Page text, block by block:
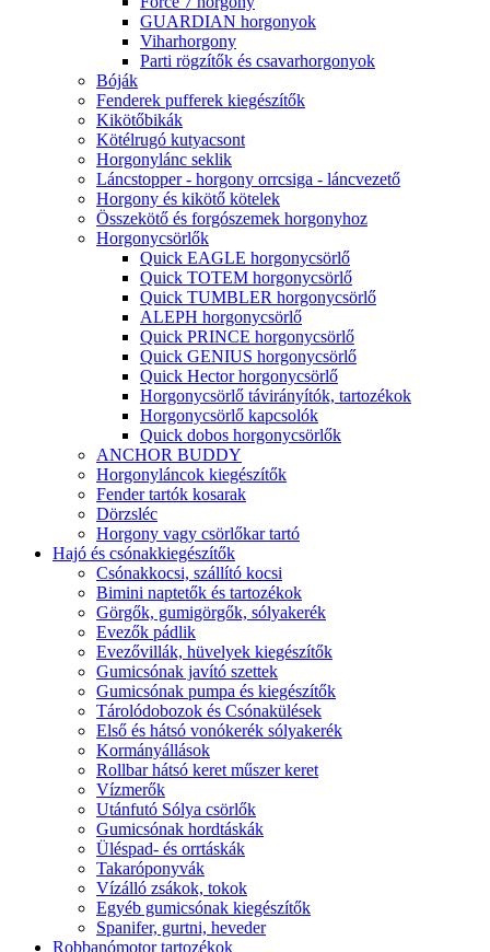
GUARDIAN horgonyok
Viharhorgony
Parti rögzítők és csavarhorgonyok
Bóják
Fenderek pufferek kiegészítők
Kikötőbikák
Kötélrugó kutyacsont
Horgonylánc seklik
Láncstopper - horgony orrcsiga - láncvezető
Horgony és kikötő kötelek
Összekötő és forgószemek horgonyhoz
Horgonycsörlők
Quick EAGLE horgonycsörlő
Quick TOTEM horgonycsörlő
Quick TUMBLER horgonycsörlő
ALEPH horgonycsörlő
Quick PRINCE horgonycsörlő
Quick GENIUS horgonycsörlő
Quick Hector horgonycsörlő
Horgonycsörlő távirányítók, tartozékok
Horgonycsörlő kapcsolók
Quick dobos horgonycsörlők
ANCHOR BUDDY
Horgonyláncok kiegészítők
Fender tartók kosarak
Dörzsléc
Horgony vagy csörlőkar tartó
Hajó és csónakkiegészítők
Csónakkocsi, szállító kocsi
Bimini naptetők és tartozékok
Görgők, gumigörgők, sólyakerék
Evezők pádlik
Evezővillák, hüvelyek kiegészítők
Gumicsónak javító szettek
Gumicsónak pumpa és kiegészítők
Tárolódobozok és Csónakülések
Első és hátsó vonókerék sólyakerék
Kormányállások
Rollbar hátsó keret műszer keret
Vízmerők
Utánfutó Sólya csörlők
Gumicsónak hordtáskák
Üléspad- és orrtáskák
Takaróponyvák
Vízálló zsákok, tokok
Egyéb gumicsónak kiegészítők
Spanifer, gurtni, heveder
Robbanómotor tartozékok